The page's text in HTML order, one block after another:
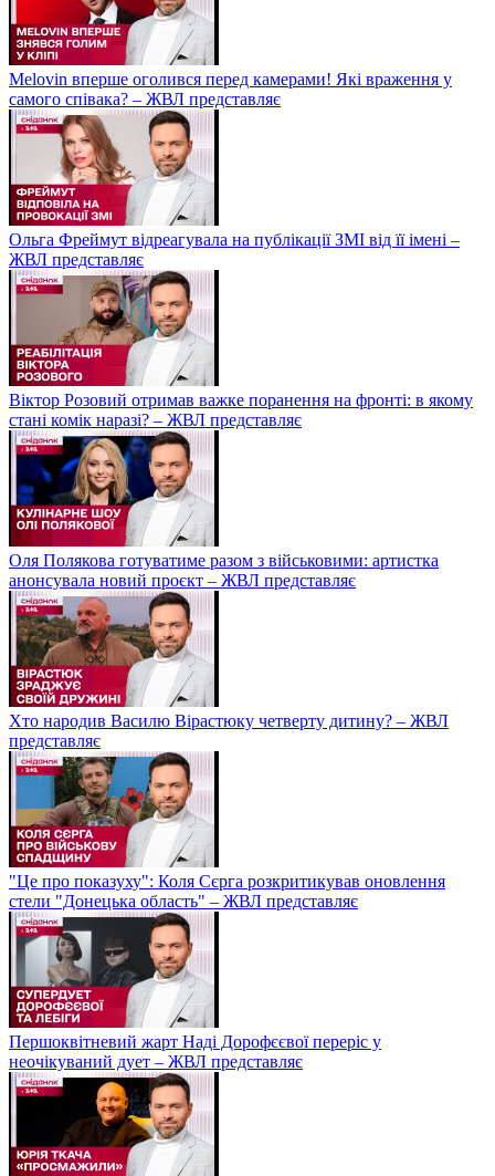
Melovin вперше оголився перед камерами! Які враження у
самого співака? – ЖВЛ представляє
Ольга Фреймут відреагувала на публікації ЗМІ від її імені –
ЖВЛ представляє
Віктор Розовий отримав важке поранення на фронті: в якому
стані комік наразі? – ЖВЛ представляє
Оля Полякова готуватиме разом з військовими: артистка
анонсувала новий проєкт – ЖВЛ представляє
Хто народив Василю Вірастюку четверту дитину? – ЖВЛ
представляє
"Це про показуху": Коля Сєрга розкритикував оновлення
стели "Донецька область" – ЖВЛ представляє
Першоквітневий жарт Наді Дорофєєвої переріс у
неочікуваний дует – ЖВЛ представляє